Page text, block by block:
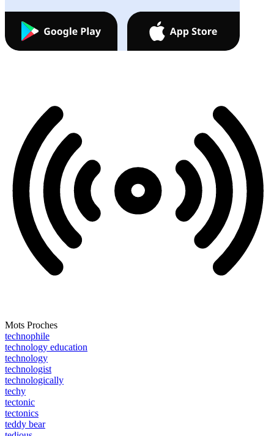
Mots Proches
technophile
technology education
technology
technologist
technologically
techy
tectonic
tectonics
teddy bear